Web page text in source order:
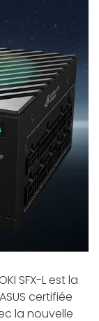
SFX-L est la
certifiée
la nouvelle